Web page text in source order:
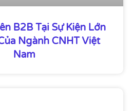
B2B Tại Sự Kiện Lớn
Ngành CNHT Việt
Nam